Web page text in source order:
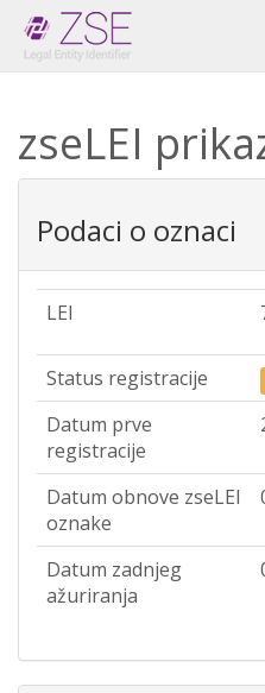
zseLEI
Podaci o oznaci
LEI
Status registracije
Datum prve
registracije
Datum obnove zseLEI
oznake
Datum zadnjeg
ažuriranja